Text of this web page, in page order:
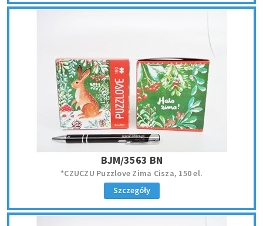
BJM/3563 BN
*CZUCZU Puzzlove Zima Cisza, 150 el.
Szczegóły